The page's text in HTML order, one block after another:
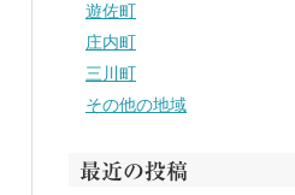
遊佐町
庄内町
三川町
その他の地域
最近の投稿